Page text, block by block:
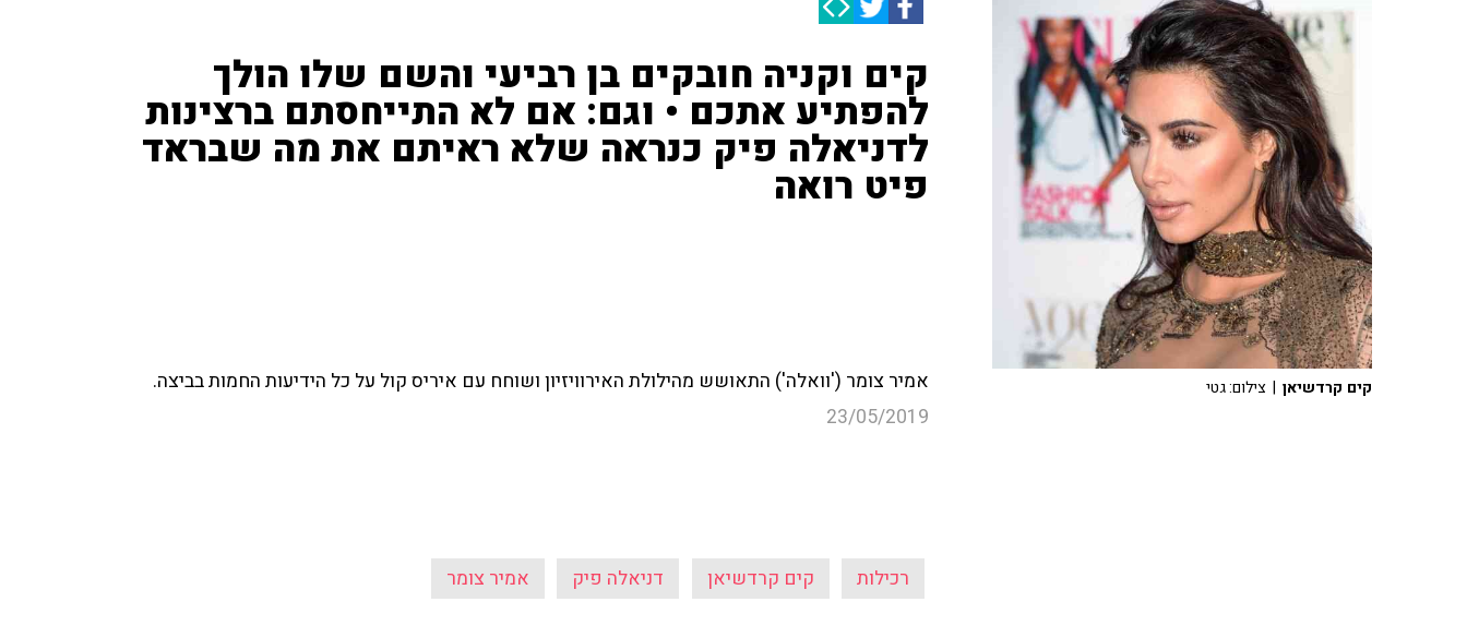
קים וקניה חובקים בן רביעי והשם שלו הולך
להפתיע אתכם • וגם: אם לא התייחסתם ברצינות
לדניאלה פיק כנראה שלא ראיתם את מה שבראד
פיט רואה
אמיר צומר ('וואלה') התאושש מהילולת האירוויזיון ושוחח עם איריס קול על כל הידיעות החמות בביצה.
23/05/2019
רכילות קים קרדשיאן דניאלה פיק אמיר צומר
קים קרדשיאן | צילום: גטי